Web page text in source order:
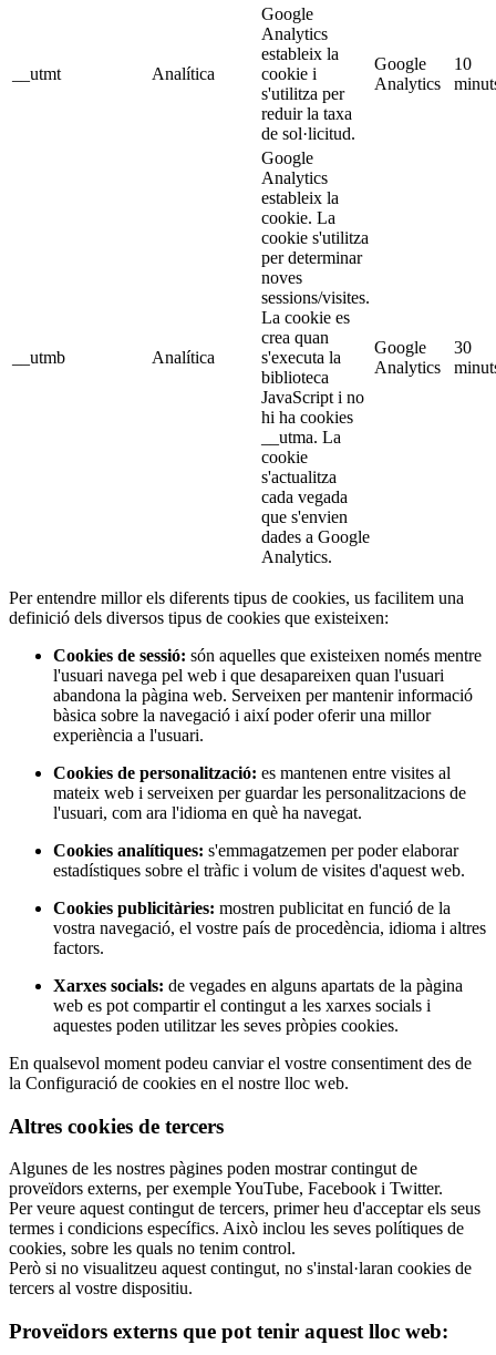
__utmt Analítica
Google
Analytics
estableix la
cookie i
s'utilitza per
reduir la taxa
de sol·licitud.
Google
Analytics
10
__utmb Analítica
Google
Analytics
estableix la
cookie. La
cookie s'utilitza
per determinar
noves
sessions/visites.
La cookie es
crea quan
s'executa la
biblioteca
JavaScript i no
hi ha cookies
__utma. La
cookie
s'actualitza
cada vegada
que s'envien
dades a Google
Analytics.
Google
Analytics
30
Per entendre millor els diferents tipus de cookies, us facilitem una
definició dels diversos tipus de cookies que existeixen:
Cookies de sessió: són aquelles que existeixen només mentre
l'usuari navega pel web i que desapareixen quan l'usuari
abandona la pàgina web. Serveixen per mantenir informació
bàsica sobre la navegació i així poder oferir una millor
experiència a l'usuari.
Cookies de personalització: es mantenen entre visites al
mateix web i serveixen per guardar les personalitzacions de
l'usuari, com ara l'idioma en què ha navegat.
Cookies analítiques: s'emmagatzemen per poder elaborar
estadístiques sobre el tràfic i volum de visites d'aquest web.
Cookies publicitàries: mostren publicitat en funció de la
vostra navegació, el vostre país de procedència, idioma i altres
factors.
Xarxes socials: de vegades en alguns apartats de la pàgina
web es pot compartir el contingut a les xarxes socials i
aquestes poden utilitzar les seves pròpies cookies.
En qualsevol moment podeu canviar el vostre consentiment des de
la Configuració de cookies en el nostre lloc web.
Altres cookies de tercers
Algunes de les nostres pàgines poden mostrar contingut de
proveïdors externs, per exemple YouTube, Facebook i Twitter.
Per veure aquest contingut de tercers, primer heu d'acceptar els seus
termes i condicions específics. Això inclou les seves polítiques de
cookies, sobre les quals no tenim control.
Però si no visualitzeu aquest contingut, no s'instal·laran cookies de
tercers al vostre dispositiu.
Proveïdors externs que pot tenir aquest lloc web: